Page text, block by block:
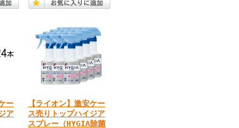
ー
ア
【ライオン】激安ケー
ス売りトップハイジア
スプレー（HYGIA除菌